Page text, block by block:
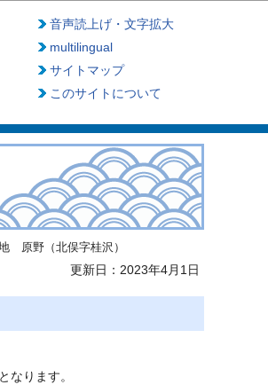
音声読上げ・文字拡大
multilingual
サイトマップ
このサイトについて
原野（北俣字桂沢）
更新日：2023年4月1日
なります。